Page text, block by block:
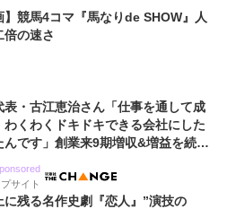
】競馬4コマ『馬なりde SHOW』人
倍の速さ
表・古江恵治さん「仕事を通して成
わくわくドキドキできる会社にした
んです」創業来9期増収&増益を続け
サイト
に残る名作史劇『恋人』”演技の